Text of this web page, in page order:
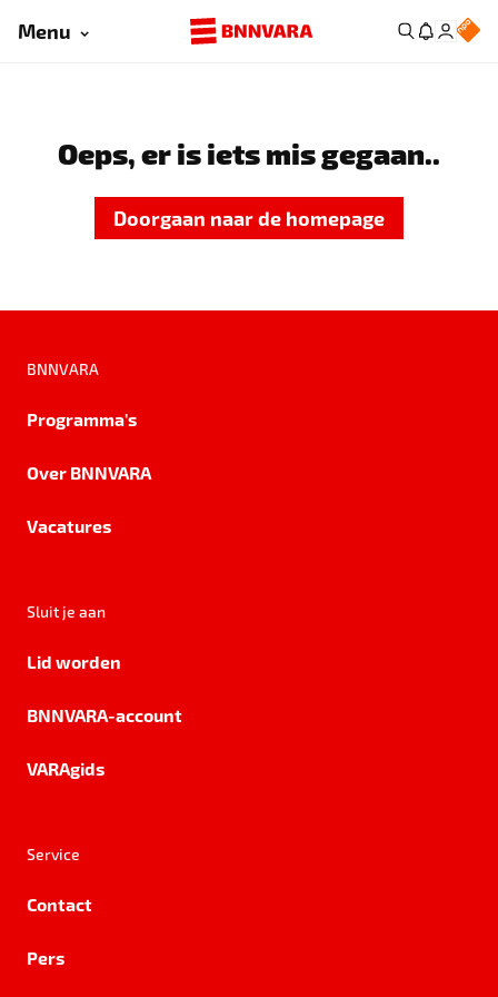
Menu
Oeps, er is iets mis gegaan..
Doorgaan naar de homepage
BNNVARA
Programma's
Over BNNVARA
Vacatures
Sluit je aan
Lid worden
BNNVARA-account
VARAgids
Service
Contact
Pers